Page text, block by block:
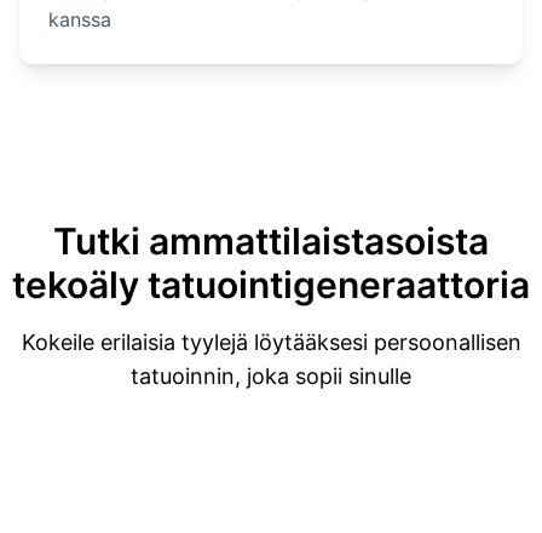
kanssa
Tutki ammattilaistasoista
tekoäly tatuointigeneraattoria
Kokeile erilaisia tyylejä löytääksesi persoonallisen
tatuoinnin, joka sopii sinulle